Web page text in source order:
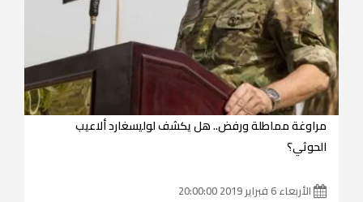
مراوغة مماطلة ورفض.. هل يكشف لوليسغارد ألاعيب
الحوثي؟
الأربعاء 6 فبراير 2019 20:00:00